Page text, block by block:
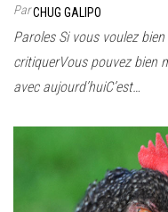
ParCHUG GALIPO
Paroles Si vous voulez
critiquerVous pouvez bien
avec aujourd’huiC’est…